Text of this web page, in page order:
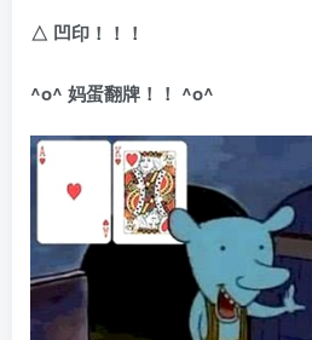
△ 凹印！！！
^o^ 妈蛋翻牌！！ ^o^